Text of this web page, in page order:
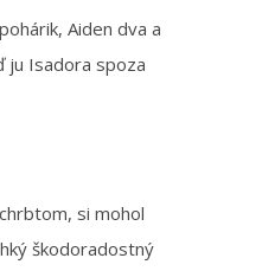
Aiden dva a
ju Isadora spoza
si mohol
škodoradostný